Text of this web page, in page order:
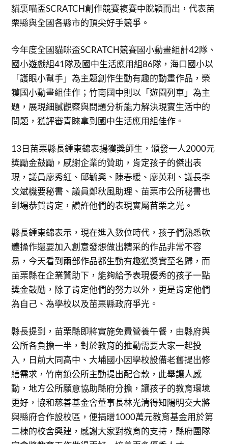
貓裏喵盃SCRATCH創作競賽複賽中脫穎而出，代表苗
栗縣與全國各縣市的頂尖好手競爭。
今年度全國貓咪盃SCRATCH競賽國小動畫組計42隊、
國小遊戲組41隊及國中生活應用組86隊，海口國小以
「護眼小幫手」為主題創作生動有趣的動畫作品，榮
獲國小動畫組佳作；竹南國中則以「遊園列車」為主
題，展現細膩觀察與問題分析能力解決現實生活中的
問題，獲評審青睞拿到國中生活應用組佳作。
13日苗栗縣長鍾東錦表揚獲獎師生，頒發一人2000元
獎勵金鼓勵，感謝企業的贊助，肯定孩子的傑出表
現，議員廖秀紅、邱毓興、陳春暖、廖英利、議長李
文斌機要秘書、議員鄭秋風助理、苗栗市公所秘書也
到場恭賀肯定，讚許他們的表現實屬苗栗之光。
縣長鍾東錦表示，現在進入數位時代，孩子們熟悉軟
體操作還要加入創意發想做出精采的作品非常不容
易，今天看到兩部作品都生動有趣獲獎實至名歸，而
苗栗縣在企業贊助下，能夠給予表現優秀的孩子一點
獎金鼓勵，除了肯定他們的努力以外，更是肯定他們
為自己、為學校以及苗栗縣政府爭光。
縣長提到，苗栗縣即將實施免費營養午餐，由縣府與
公所各負擔一半，對於教育的推動需要大家一起投
入，日前大同高中、大埔國小因學校設備老舊提出修
繕需求，竹南鎮公所主動提出配合款，此舉讓人感
動，地方公所願意協助縣府分擔，讓孩子的教育環境
更好，協和慈善基金會董事長林光清得知陽明交大將
與縣府合作設校區，便捐贈1000萬元教育基金用於第
二棟的校舍興建，感謝大家對教育的支持，縣府團隊